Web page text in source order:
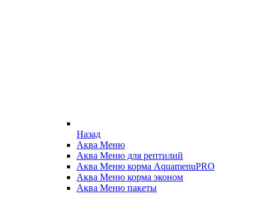
Назад
Аква Меню
Аква Меню для рептилий
Аква Меню корма AquamenuPRO
Аква Меню корма эконом
Аква Меню пакеты